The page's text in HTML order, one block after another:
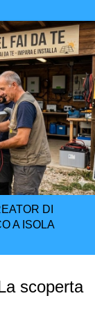
DI
A ISOLA
scoperta